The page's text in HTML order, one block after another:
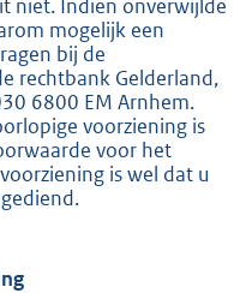
niet. Indien onverwijlde
mogelijk een
bij de
rechtbank Gelderland,
6800 EM Arnhem.
voorziening is
voor het
is wel dat u